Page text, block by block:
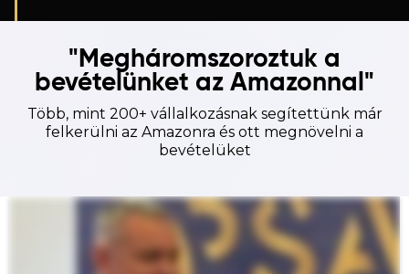
"Megháromszoroztuk a
bevételünket az Amazonnal"
Több, mint 200+ vállalkozásnak segítettünk már
felkerülni az Amazonra és ott megnövelni a
bevételüket